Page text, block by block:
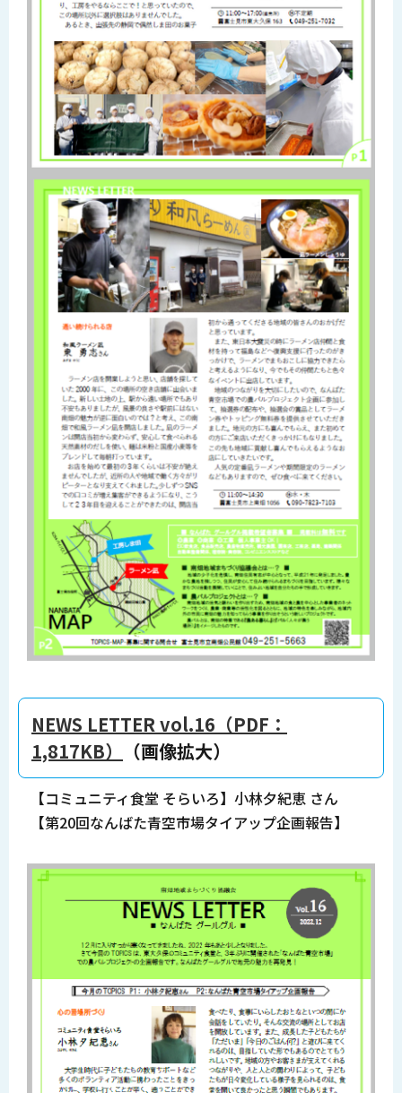
NEWS LETTER vol.16（PDF：
1,817KB）
（画像拡大）
【コミュニティ食堂 そらいろ】小林夕紀恵 さん
【第20回なんばた青空市場タイアップ企画報告】